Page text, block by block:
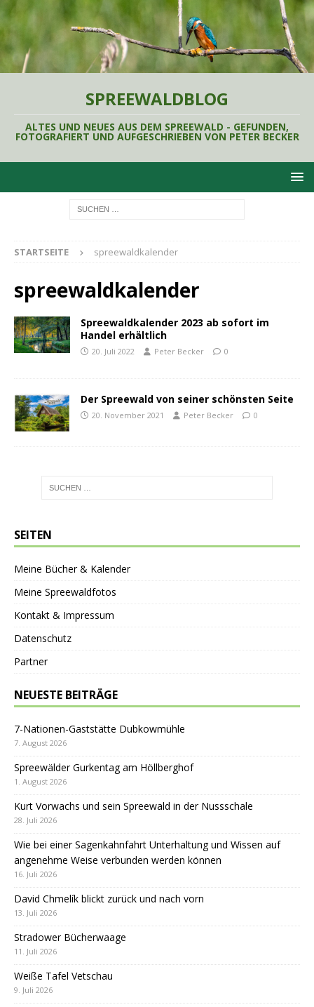
SPREEWALDBLOG
ALTES UND NEUES AUS DEM SPREEWALD - GEFUNDEN,
FOTOGRAFIERT UND AUFGESCHRIEBEN VON PETER BECKER
STARTSEITE spreewaldkalender
spreewaldkalender
Spreewaldkalender 2023 ab sofort im
Handel erhältlich
20. Juli 2022 Peter Becker 0
Der Spreewald von seiner schönsten Seite
20. November 2021 Peter Becker 0
SEITEN
Meine Bücher & Kalender
Meine Spreewaldfotos
Kontakt & Impressum
Datenschutz
Partner
NEUESTE BEITRÄGE
7-Nationen-Gaststätte Dubkowmühle
7. August 2026
Spreewälder Gurkentag am Höllberghof
1. August 2026
Kurt Vorwachs und sein Spreewald in der Nussschale
28. Juli 2026
Wie bei einer Sagenkahnfahrt Unterhaltung und Wissen auf
angenehme Weise verbunden werden können
16. Juli 2026
David Chmelík blickt zurück und nach vorn
13. Juli 2026
Stradower Bücherwaage
11. Juli 2026
Weiße Tafel Vetschau
9. Juli 2026